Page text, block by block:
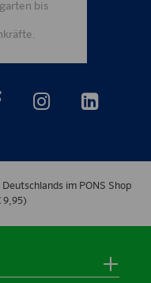
bis
PONS beiPONS bei
im PONS Shop
9,95)